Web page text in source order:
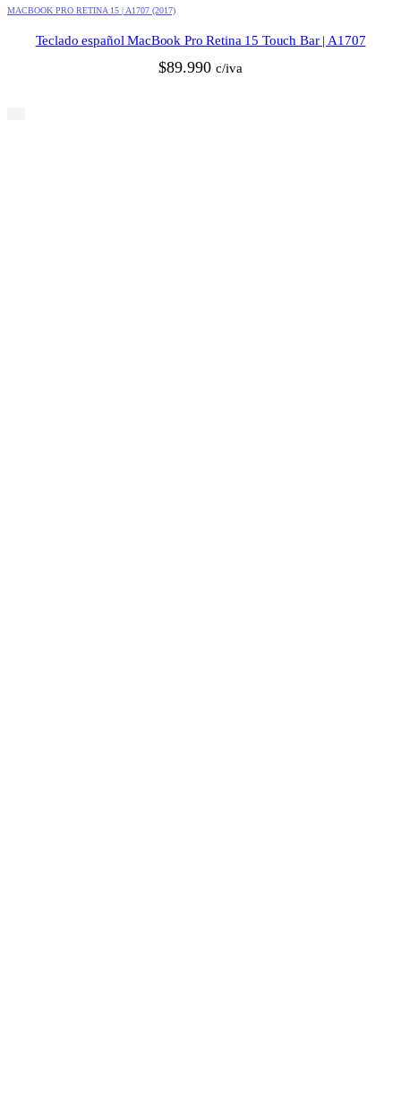
MACBOOK PRO RETINA 15 | A1707 (2017)
Teclado español MacBook Pro Retina 15 Touch Bar | A1707
$89.990 c/iva